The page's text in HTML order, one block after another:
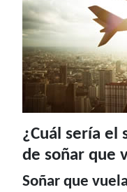
¿Cuál sería el
de soñar que
Soñar que